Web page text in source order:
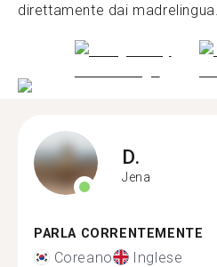
direttamente dai madrelingua.
D.
Jena
PARLA CORRENTEMENTE
Coreano Inglese